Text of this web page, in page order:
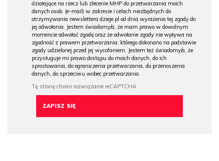
działające na rzecz lub zlecenie MHP do przetwarzania moich
danych osob. (e-mail) w zakresie i celach niezbędnych do
otrzymywania newslettera dzieje.pl od dnia wyrażenia tej zgody do
jej odwołania. Jestem świadomy/a, że mam prawo w dowolnym
momencie odwołać zgodę oraz że odwołanie zgody nie wpływa na
zgodność z prawem przetwarzania, którego dokonano na podstawie
zgody udzielonej przed jej wycofaniem. Jestem też świadomy/a, że
przysługuje mi prawo dostępu do moich danych, do ich
sprostowania, do ograniczenia przetwarzania, do przenoszenia
danych, do sprzeciwu wobec przetwarzania.